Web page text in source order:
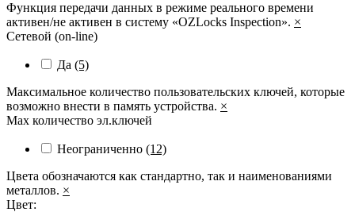
Функция передачи данных в режиме реального времени
активен/не активен в систему «OZLocks Inspection». ×
Сетевой (on-line)
Да (5)
Максимальное количество пользовательских ключей, которые
возможно внести в память устройства. ×
Max количество эл.ключей
Неограниченно (12)
Цвета обозначаются как стандартно, так и наименованиями
металлов. ×
Цвет: